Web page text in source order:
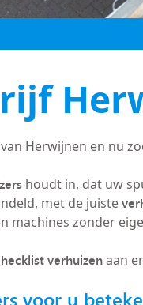
Herwijnen en nu
houdt in, dat uw
met de juiste
machines zonder
verhuizenaan
voor u